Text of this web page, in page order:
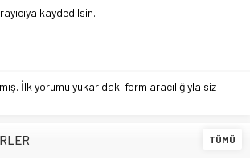
kaydedilsin.
İlk yorumu yukarıdaki form aracılığıyla siz
TÜMÜ